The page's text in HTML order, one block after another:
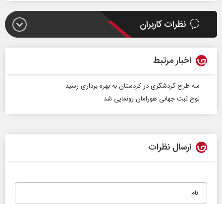
نظرات کاربران
اخبار مرتبط
سه طرح گردشگری در کردستان به بهره برداری رسید
لوح ثبت جهانی هورامان رونمایی شد
ارسال نظرات